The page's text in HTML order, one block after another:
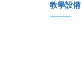
教學設備